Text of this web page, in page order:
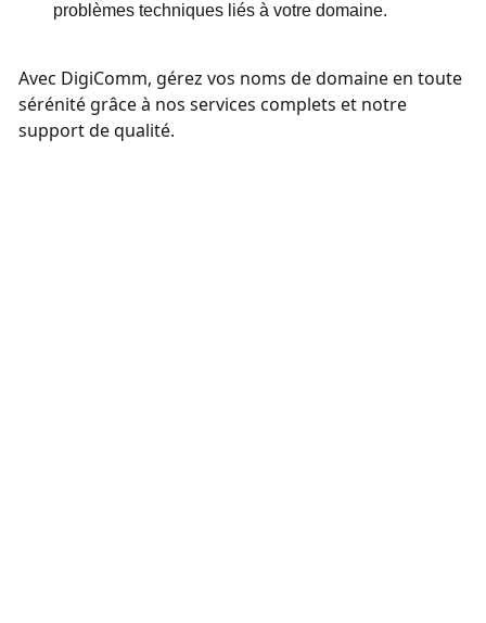
problèmes techniques liés à votre domaine.
Avec DigiComm, gérez vos noms de domaine en toute
sérénité grâce à nos services complets et notre
support de qualité.